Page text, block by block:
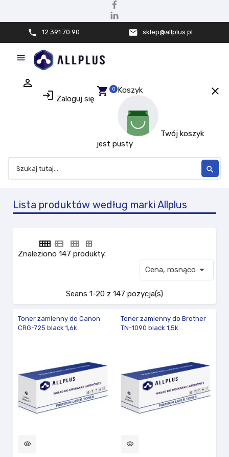
phone 12 391 70 90 mail sklep@allplus.pl

shopping_cart 0 Koszyk close
Twój koszyk
jest pusty
person_outline
login Zaloguj się
search
Lista produktów według marki Allplus
Znaleziono 147 produkty.
Cena, rosnąco 
Seans 1-20 z 147 pozycja(s)
Toner zamienny do Canon
CRG-725 black 1,6k
visibility
Toner zamienny do Brother
TN-1090 black 1,5k
visibility